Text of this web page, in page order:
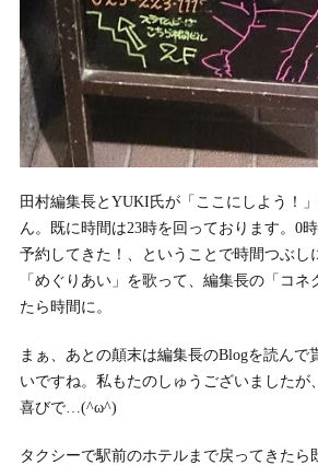
田村編集長とYUKI氏が「ここにしよう！
ん。既に時間は23時を回っております。0
予約してきた！、ということで時間つぶし
「めぐりあい」を歌って、編集長の「コ
たら時間に。
まぁ、あとの顛末は編集長のBlogを読んで
いですね。私もたのしゅうございましたが
喜びで…(^ω^)
タクシーで駅前のホテルまで戻ってきたら